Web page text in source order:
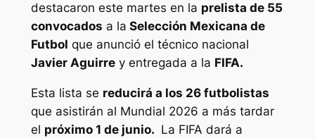
destacaron este martes en la prelista de 55
convocados a la Selección Mexicana de
Futbol que anunció el técnico nacional
Javier Aguirrey entregada a la FIFA.
Esta lista se reducirá a los 26 futbolistas
que asistirán al Mundial 2026 a más tardar
el próximo 1 de junio. La FIFA dará a